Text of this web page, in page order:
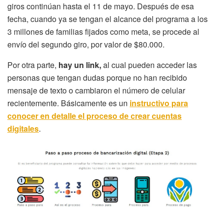
giros continúan hasta el 11 de mayo. Después de esa
fecha, cuando ya se tengan el alcance del programa a los
3 millones de familias fijados como meta, se procede al
envío del segundo giro, por valor de $80.000.
Por otra parte, hay un link,al cual pueden acceder las
personas que tengan dudas porque no han recibido
mensaje de texto o cambiaron el número de celular
recientemente. Básicamente es un instructivo para
conocer en detalle el proceso de crear cuentas
digitales.